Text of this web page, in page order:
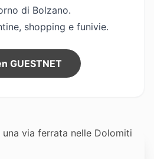
di Bolzano.
shopping e funivie.
GUESTNET